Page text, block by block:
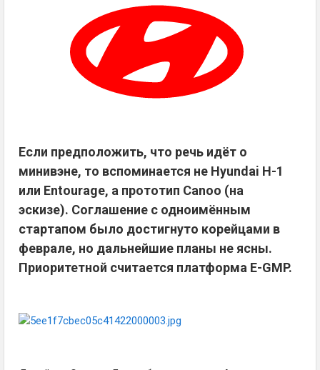
Если предположить, что речь идёт о
минивэне, то вспоминается не Hyundai H-1
или Entourage, а прототип Canoo (на
эскизе). Соглашение с одноимённым
стартапом было достигнуто корейцами в
феврале, но дальнейшие планы не ясны.
Приоритетной считается платформа E-GMP.